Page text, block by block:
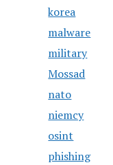
korea
malware
military
Mossad
nato
niemcy
osint
phishing